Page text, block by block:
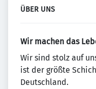
ÜBER UNS
Wir machen das
Wir sind stolz auf
ist der größte
Deutschland.